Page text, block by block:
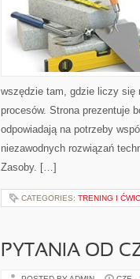
wszędzie tam, gdzie liczy się
procesów. Strona prezentuje
odpowiadają na potrzeby
niezawodnych rozwiązań
Zasoby. […]
CATEGORIES: TRENING I
PYTANIA OD